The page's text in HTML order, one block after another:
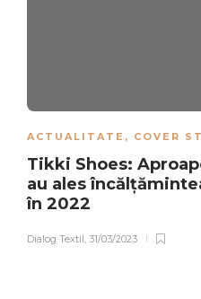
ACTUALITATE , COVER
Tikki Shoes:
au ales
în 2022
Dialog Textil, 31/03/2023